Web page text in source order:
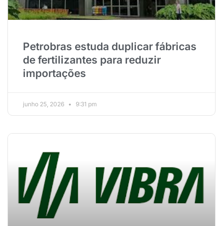
Petrobras estuda duplicar fábricas
de fertilizantes para reduzir
importações
junho 25, 2026 9:31 pm